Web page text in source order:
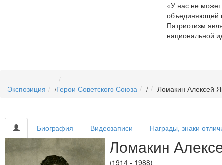
«У нас не может
объединяющей
Патриотизм
национальной
Экспозиция /Герои Советского Союза / Ломакин Алексей
Биография Видеозаписи Награды, знаки
Ломакин
(1914 - 1988)